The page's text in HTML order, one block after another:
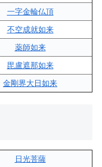
一字金輪仏頂
不空成就如来
薬師如来
毘盧遮那如来
金剛界大日如来
日光菩薩